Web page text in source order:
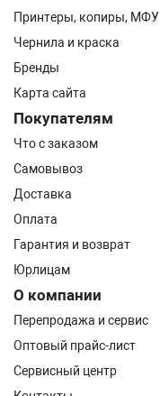
Принтеры, копиры, МФУ
Чернила и краска
Бренды
Карта сайта
Покупателям
Что с заказом
Самовывоз
Доставка
Оплата
Гарантия и возврат
Юрлицам
О компании
Перепродажа и сервис
Оптовый прайс-лист
Сервисный центр